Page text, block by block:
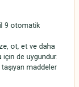
9 otomatik
ot, et ve daha
için de uygundur.
maddeler